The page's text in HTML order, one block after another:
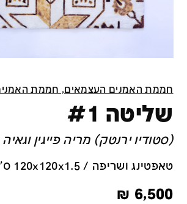
חממת האמנים העצמאים, חממת
שליטה #1
(סטודיו ירנטק) מריה פייגין וגאיה
טאפטינג ושריפה / 120x120x1.5 ס''מ
6,500
₪